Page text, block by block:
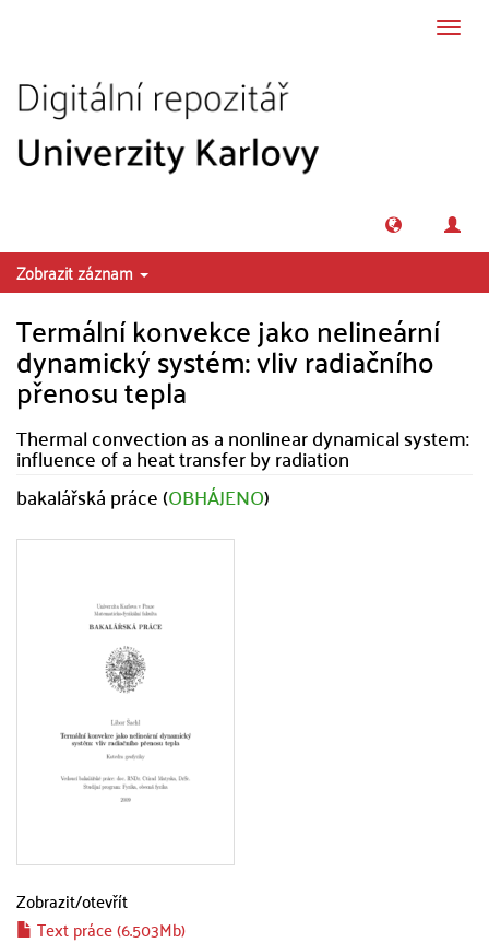
Zobrazit záznam
Termální konvekce jako nelineární
dynamický systém: vliv radiačního
přenosu tepla
Thermal convection as a nonlinear dynamical system:
influence of a heat transfer by radiation
bakalářská práce (OBHÁJENO)
Zobrazit/otevřít
Text práce (6.503Mb)